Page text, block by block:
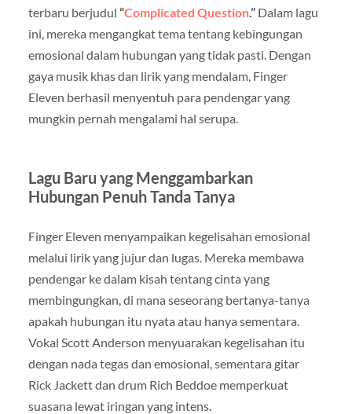
terbaru berjudul “Complicated Question.”Dalam lagu
ini, mereka mengangkat tema tentang kebingungan
emosional dalam hubungan yang tidak pasti. Dengan
gaya musik khas dan lirik yang mendalam, Finger
Eleven berhasil menyentuh para pendengar yang
mungkin pernah mengalami hal serupa.
Lagu Baru yang Menggambarkan
Hubungan Penuh Tanda Tanya
Finger Eleven menyampaikan kegelisahan emosional
melalui lirik yang jujur dan lugas. Mereka membawa
pendengar ke dalam kisah tentang cinta yang
membingungkan, di mana seseorang bertanya-tanya
apakah hubungan itu nyata atau hanya sementara.
Vokal Scott Anderson menyuarakan kegelisahan itu
dengan nada tegas dan emosional, sementara gitar
Rick Jackett dan drum Rich Beddoe memperkuat
suasana lewat iringan yang intens.